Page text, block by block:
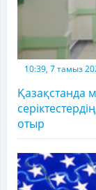
10:39, 7 тамыз
Қазақстанда
отыр